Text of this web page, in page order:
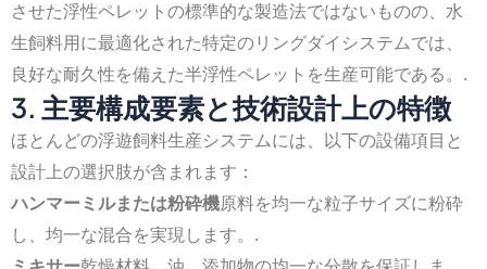
させた浮性ペレットの標準的な製造法ではないものの、水
生飼料用に最適化された特定のリングダイシステムでは、
良好な耐久性を備えた半浮性ペレットを生産可能である。.
3. 主要構成要素と技術設計上の特徴
ほとんどの浮遊飼料生産システムには、以下の設備項目と
設計上の選択肢が含まれます：
ハンマーミルまたは粉砕機原料を均一な粒子サイズに粉砕
し、均一な混合を実現します。.